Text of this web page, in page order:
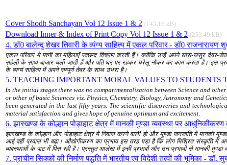
Cover Shodh Sanchayan Vol 12 Issue 1 & 2 (143.16 kB)
Download Inner & Index of Print Copy Vol 12 Issue 1 & 2 (253.49 kB)
4. डॉ0 बालेन्दु शेखर तिवारी के व्यंग्य साहित्य में एकल परिवार - डॉ0 राजनारायण
एकल परिवार मे पत्नी का महिलाएँ स्वछन्द विचरण करती हैं। क्योंकि उन्हें अपने सास-ससुर देवर-
सहेली के साथ बाजार चली जाती हैं और पति घर पर रहकर घरेलू नौकर का काम करता है। इस
के व्यग्यं साहित्य में अपने सम्पूर्ण तेवर के साथ उभरा है।
5. TEACHING IMPORTANT MORAL VALUES TO STUDENTS
In the initial stages there was no compartmentalisation between Science and
or other of basic Sciences viz. Physics, Chemistry, Biology, Astronomy and
been generated in the last fifty years. The scientific discoveries and
material satisfaction and gives hope of genuine optimum and excitement.
6. झारखण्ड के कोल्हान पोड़ाहाट क्षेत्र में मानकी मुण्डा व्यवस्था पर आधुनिकीकरण
झारखण्ड के कोल्हान और पोड़ाहाट क्षेत्र में निवास करने वाली हो और मुण्डा जनजाति में मानकी
आई वहीं प्रवास भी बढ़ा। औद्योगीकरण का प्रभाव इस तरह पड़ा है कि लोग मिश्रित संस्कृति में
व्यवस्थाओं के पाट में पिस रही है। प्रस्तुत आलेख में इन्हीं प्रभावों और उन प्रभावों से मानकी मुण्डा
7. प्राचीन सिक्कों की निर्माण पद्धति में भारतीय एवं विदेशी तत्वों की भूमिका - डॉ.